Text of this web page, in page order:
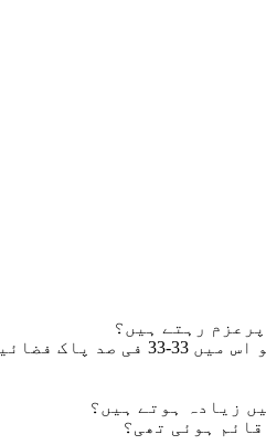
رہتے ہیں؟
کیا آپ جانتے ہیں کہ اگر پاکستان کے شہری رات کو اپنے
زیادہ ہوتے ہیں؟
ہوئی تھی؟